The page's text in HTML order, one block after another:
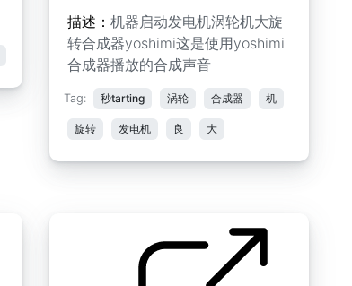
描述： 机器启动发电机涡轮机大旋
转合成器yoshimi这是使用yoshimi
合成器播放的合成声音
Tag: 秒tarting 涡轮 合成器 机
旋转 发电机 良 大